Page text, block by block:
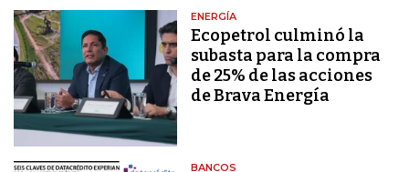
ENERGÍA
Ecopetrol culminó la
subasta para la compra
de 25% de las acciones
de Brava Energía
BANCOS